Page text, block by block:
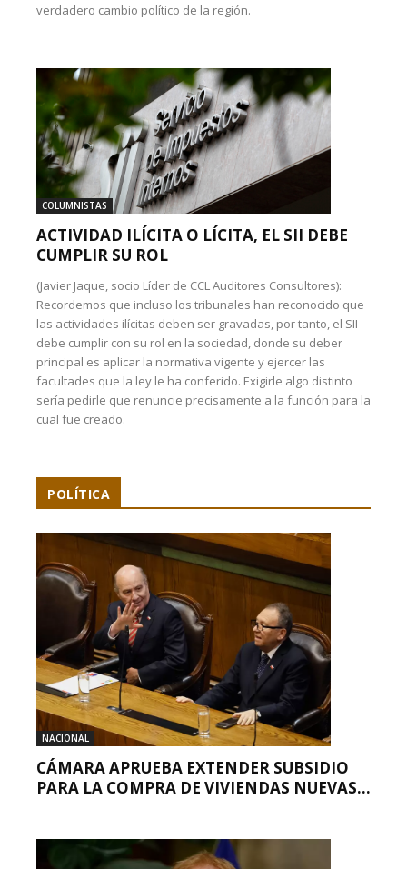
verdadero cambio político de la región.
COLUMNISTAS
ACTIVIDAD ILÍCITA O LÍCITA, EL SII DEBE
CUMPLIR SU ROL
(Javier Jaque, socio Líder de CCL Auditores Consultores):
Recordemos que incluso los tribunales han reconocido que
las actividades ilícitas deben ser gravadas, por tanto, el SII
debe cumplir con su rol en la sociedad, donde su deber
principal es aplicar la normativa vigente y ejercer las
facultades que la ley le ha conferido. Exigirle algo distinto
sería pedirle que renuncie precisamente a la función para la
cual fue creado.
POLÍTICA
NACIONAL
CÁMARA APRUEBA EXTENDER SUBSIDIO
PARA LA COMPRA DE VIVIENDAS NUEVAS...